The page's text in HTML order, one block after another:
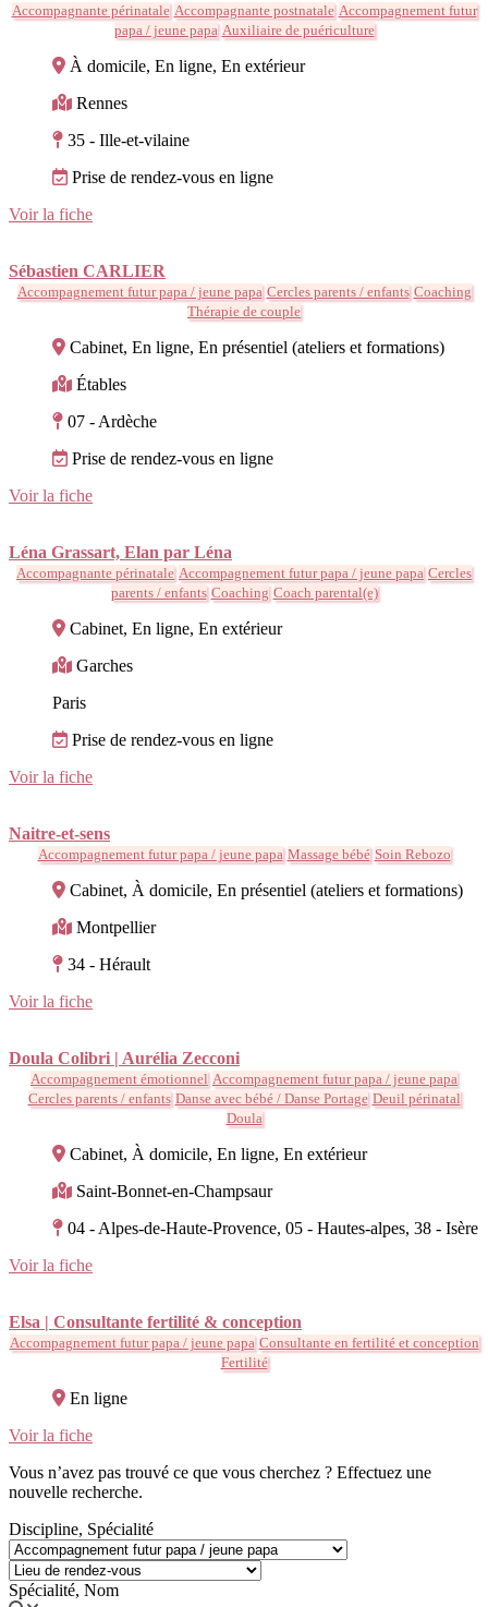
Accompagnante périnatale Accompagnante postnatale Accompagnement futur
papa / jeune papa Auxiliaire de puériculture
À domicile, En ligne, En extérieur
Rennes
35 - Ille-et-vilaine
Prise de rendez-vous en ligne
Voir la fiche
Sébastien CARLIER
Accompagnement futur papa / jeune papa Cercles parents / enfants Coaching
Thérapie de couple
Cabinet, En ligne, En présentiel (ateliers et formations)
Étables
07 - Ardèche
Prise de rendez-vous en ligne
Voir la fiche
Léna Grassart, Elan par Léna
Accompagnante périnatale Accompagnement futur papa / jeune papa Cercles
parents / enfants Coaching Coach parental(e)
Cabinet, En ligne, En extérieur
Garches
Paris
Prise de rendez-vous en ligne
Voir la fiche
Naitre-et-sens
Accompagnement futur papa / jeune papa Massage bébé Soin Rebozo
Cabinet, À domicile, En présentiel (ateliers et formations)
Montpellier
34 - Hérault
Voir la fiche
Doula Colibri | Aurélia Zecconi
Accompagnement émotionnel Accompagnement futur papa / jeune papa
Cercles parents / enfants Danse avec bébé / Danse Portage Deuil périnatal
Doula
Cabinet, À domicile, En ligne, En extérieur
Saint-Bonnet-en-Champsaur
04 - Alpes-de-Haute-Provence, 05 - Hautes-alpes, 38 - Isère
Voir la fiche
Elsa | Consultante fertilité & conception
Accompagnement futur papa / jeune papa Consultante en fertilité et conception
Fertilité
En ligne
Voir la fiche
Vous n’avez pas trouvé ce que vous cherchez ? Effectuez une
nouvelle recherche.
Discipline, Spécialité
Spécialité, Nom